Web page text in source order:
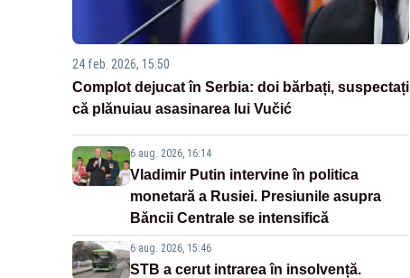
24 feb. 2026, 15:50
Complot dejucat în Serbia: doi bărbați, suspectați
că plănuiau asasinarea lui Vučić
6 aug. 2026, 16:14
Vladimir Putin intervine în politica
monetară a Rusiei. Presiunile asupra
Băncii Centrale se intensifică
6 aug. 2026, 15:46
STB a cerut intrarea în insolvență.